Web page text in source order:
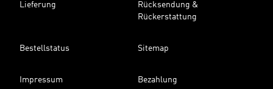
Lieferung
Rücksendung &
Rückerstattung
Bestellstatus Sitemap
Impressum Bezahlung